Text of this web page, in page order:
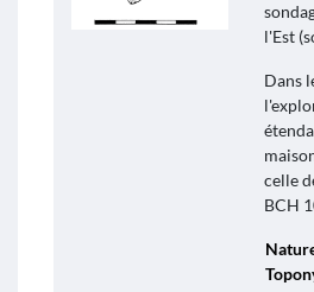
l'Est
Dans
celle
BCH